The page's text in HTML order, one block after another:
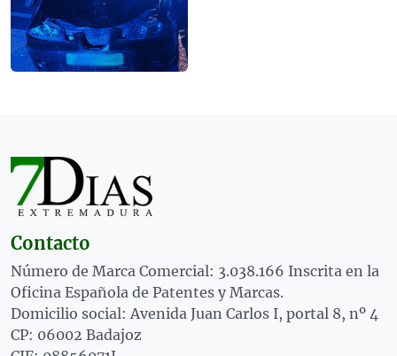
Contacto
Número de Marca Comercial: 3.038.166 Inscrita en la
Oficina Española de Patentes y Marcas.
Domicilio social: Avenida Juan Carlos I, portal 8, nº 4
CP: 06002 Badajoz